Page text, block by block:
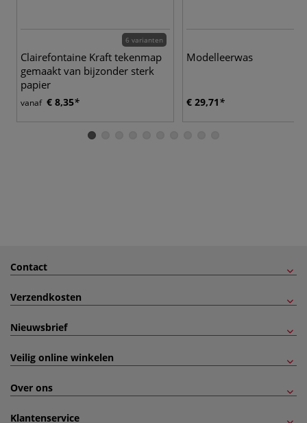
6 varianten
Clairefontaine Kraft tekenmap
gemaakt van bijzonder sterk
papier
vanaf € 8,35
Modelleerwas
€ 29,71
Contact
Verzendkosten
Nieuwsbrief
Veilig online winkelen
Over ons
Klantenservice